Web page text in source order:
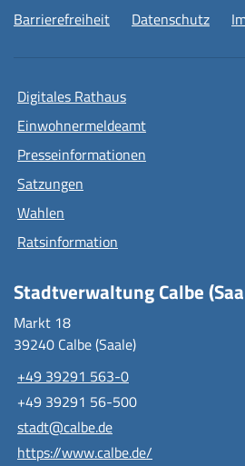
Barrierefreiheit Datenschutz
Digitales Rathaus
Einwohnermeldeamt
Presseinformationen
Satzungen
Wahlen
Ratsinformation
Stadtverwaltung Calbe
Markt 18
39240 Calbe (Saale)
+49 39291 563-0
+49 39291 56-500
stadt@calbe.de
https://www.calbe.de/